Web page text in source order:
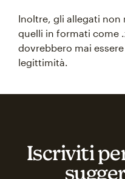
Inoltre, gli allegati
quelli in formati come
dovrebbero mai
legittimità.
Iscriviti